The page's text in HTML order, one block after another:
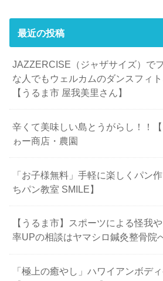
最近の投稿
JAZZERCISE（ジャザサイズ）で
な人でもウェルカムのダンスフィ
【うるま市 屋我美里さん】
辛くて美味しい島とうがらし！！
ゎー商店・農園
「お子様無料」手軽に楽しくパン
ちパン教室 SMILE】
【うるま市】スポーツによる怪我
率UPの相談はヤマシロ鍼灸整骨院
「極上の癒やし」ハワイアンボデ